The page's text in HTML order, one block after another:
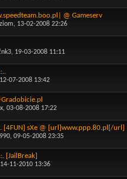
@ Gameserv
, 13-02-2008 22:26
, 19-03-2008 11:11
07-2008 13:42
, 03-08-2008 17:22
[4FUN] sXe @ [url]www.ppp.80.pl[/url]
, 09-05-2008 23:35
[JailBreak]
11-2010 13:36